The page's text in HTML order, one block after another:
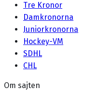
Tre Kronor
Damkronorna
Juniorkronorna
Hockey-VM
SDHL
CHL
Om sajten